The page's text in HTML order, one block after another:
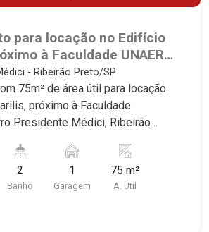
para locação no Edifício
à Faculdade UNAERP
SP.
- Ribeirão Preto/SP
75m² de área útil para locação
próximo à Faculdade
Presidente Médici, Ribeirão
Imobiliária selecionou
social - Sala 2 ambientes -
2
Banho
1
Garagem
75 m²
A. Útil